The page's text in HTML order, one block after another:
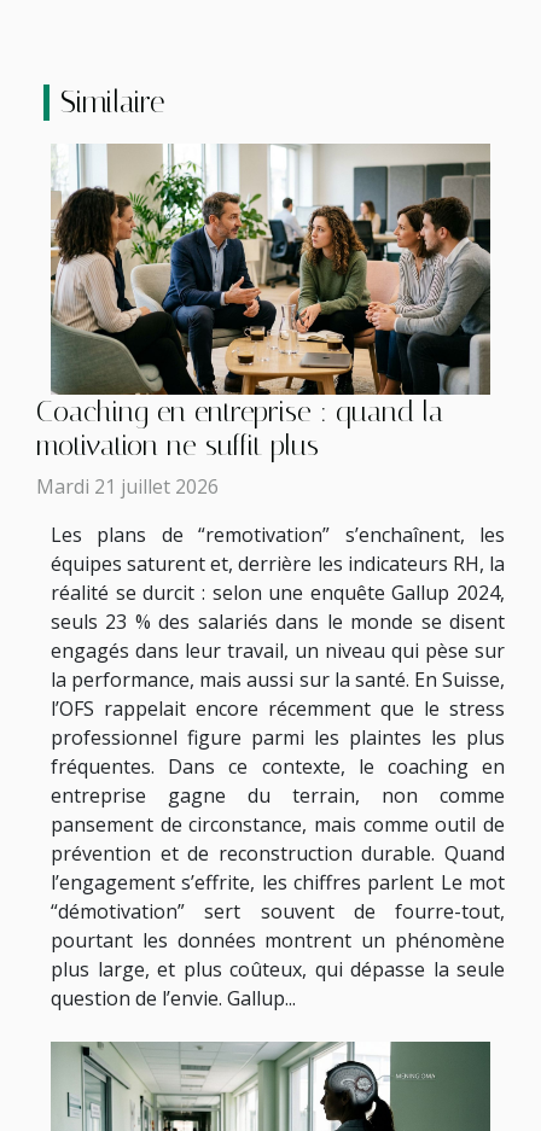
Similaire
Coaching en entreprise : quand la
motivation ne suffit plus
Mardi 21 juillet 2026
Les plans de “remotivation” s’enchaînent, les
équipes saturent et, derrière les indicateurs RH, la
réalité se durcit : selon une enquête Gallup 2024,
seuls 23 % des salariés dans le monde se disent
engagés dans leur travail, un niveau qui pèse sur
la performance, mais aussi sur la santé. En Suisse,
l’OFS rappelait encore récemment que le stress
professionnel figure parmi les plaintes les plus
fréquentes. Dans ce contexte, le coaching en
entreprise gagne du terrain, non comme
pansement de circonstance, mais comme outil de
prévention et de reconstruction durable. Quand
l’engagement s’effrite, les chiffres parlent Le mot
“démotivation” sert souvent de fourre-tout,
pourtant les données montrent un phénomène
plus large, et plus coûteux, qui dépasse la seule
question de l’envie. Gallup...